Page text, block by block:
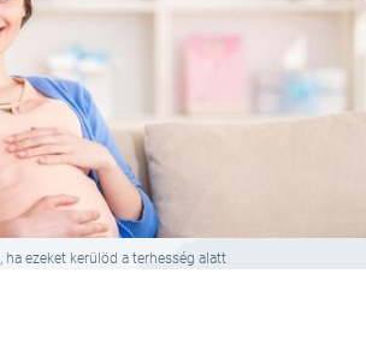
ha ezeket kerülöd a terhesség alatt